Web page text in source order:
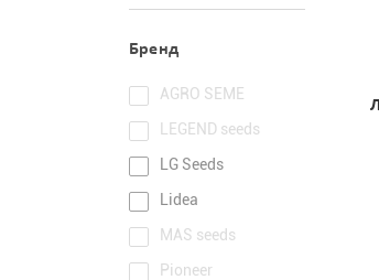
Бренд
AGRO SEME
LEGEND seeds
LG Seeds
Lidea
MAS seeds
Pioneer